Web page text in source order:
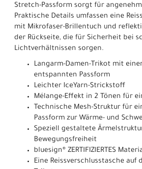
Stretch-Passform sorgt für
Praktische Details umfassen eine
mit Mikrofaser-Brillentuch und
der Rückseite, die für Sicherheit bei
Lichtverhältnissen sorgen.
Langarm-Damen-Trikot mit
entspannten Passform
Leichter IceYarn-Strickstoff
Mélange-Effekt in 2 Tönen für
Technische Mesh-Struktur für
Passform zur Wärme- und
Speziell gestaltete
Bewegungsfreiheit
bluesign® ZERTIFIZIERTES
Eine Reissverschlusstasche auf